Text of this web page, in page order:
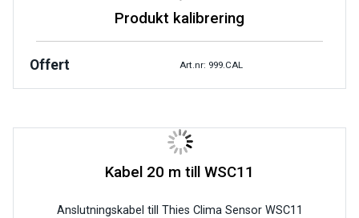
Produkt kalibrering
Offert Art.nr: 999.CAL
Kabel 20 m till WSC11
Anslutningskabel till Thies Clima Sensor WSC11